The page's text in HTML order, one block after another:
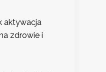
aktywacja
zdrowie i